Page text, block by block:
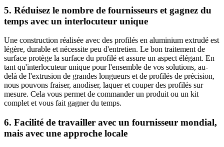
5. Réduisez le nombre de fournisseurs et gagnez du
temps avec un interlocuteur unique
Une construction réalisée avec des profilés en aluminium extrudé est
légère, durable et nécessite peu d'entretien. Le bon traitement de
surface protège la surface du profilé et assure un aspect élégant. En
tant qu'interlocuteur unique pour l'ensemble de vos solutions, au-
delà de l'extrusion de grandes longueurs et de profilés de précision,
nous pouvons fraiser, anodiser, laquer et couper des profilés sur
mesure. Cela vous permet de commander un produit ou un kit
complet et vous fait gagner du temps.
6. Facilité de travailler avec un fournisseur mondial,
mais avec une approche locale